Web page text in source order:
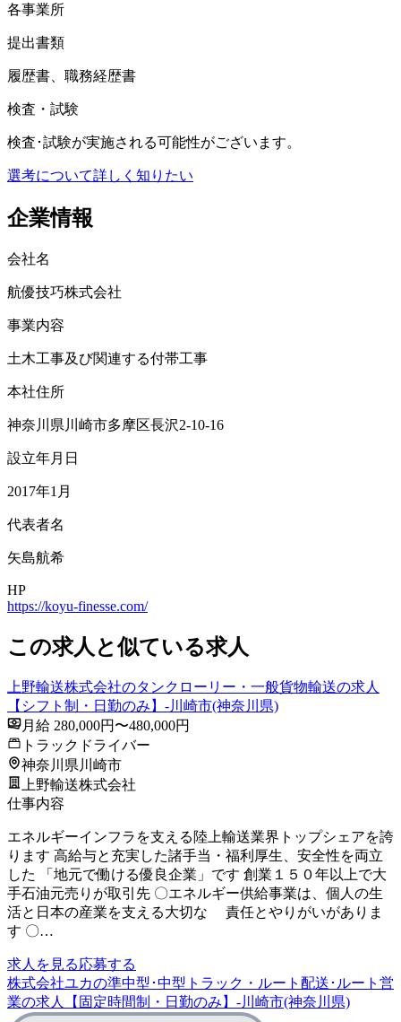
各事業所
提出書類
履歴書、職務経歴書
検査・試験
検査･試験が実施される可能性がございます。
選考について詳しく知りたい
企業情報
会社名
航優技巧株式会社
事業内容
土木工事及び関連する付帯工事
本社住所
神奈川県川崎市多摩区長沢2-10-16
設立年月日
2017年1月
代表者名
矢島航希
HP
https://koyu-finesse.com/
この求人と似ている求人
上野輸送株式会社のタンクローリー・一般貨物輸送の求人
【シフト制・日勤のみ】-川崎市(神奈川県)
月給 280,000円〜480,000円
トラックドライバー
神奈川県川崎市
上野輸送株式会社
仕事内容
エネルギーインフラを支える陸上輸送業界トップシェアを誇
ります 高給与と充実した諸手当・福利厚生、安全性を両立
した 「地元で働ける優良企業」です 創業１５０年以上で大
手石油元売りが取引先 〇エネルギー供給事業は、個人の生
活と日本の産業を支える大切な 責任とやりがいがありま
す 〇…
求人を見る応募する
株式会社ユカの準中型･中型トラック・ルート配送･ルート営
業の求人【固定時間制・日勤のみ】-川崎市(神奈川県)